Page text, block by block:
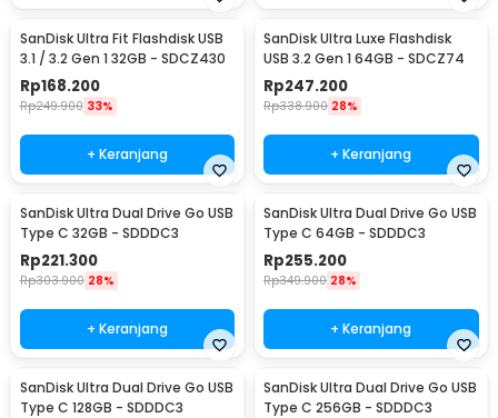
SanDisk Ultra Fit Flashdisk USB
3.1 / 3.2 Gen 1 32GB - SDCZ430
Rp168.200
Rp249.900 33%
+ Keranjang
SanDisk Ultra Luxe Flashdisk
USB 3.2 Gen 1 64GB - SDCZ74
Rp247.200
Rp338.900 28%
+ Keranjang
SanDisk Ultra Dual Drive Go USB
Type C 32GB - SDDDC3
Rp221.300
Rp303.900 28%
+ Keranjang
SanDisk Ultra Dual Drive Go USB
Type C 64GB - SDDDC3
Rp255.200
Rp349.900 28%
+ Keranjang
SanDisk Ultra Dual Drive Go USB
Type C 128GB - SDDDC3
SanDisk Ultra Dual Drive Go USB
Type C 256GB - SDDDC3